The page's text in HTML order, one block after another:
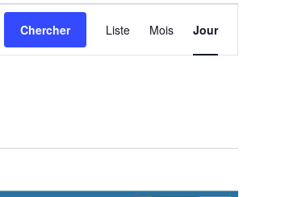
Chercher
Navigation
de
vues
Liste Mois Jour